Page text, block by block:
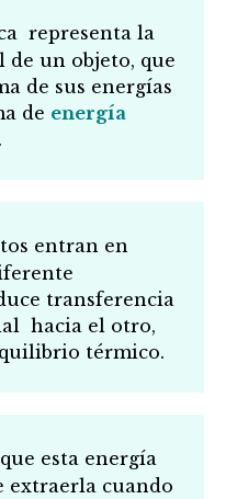
representa la
un objeto, que
de sus energías
de energía
.
entran en
transferencia
hacia el otro,
térmico.
esta energía
extraerla cuando